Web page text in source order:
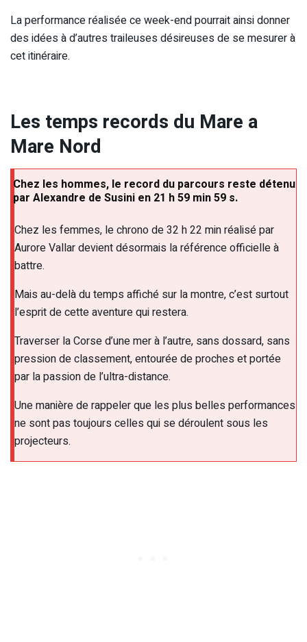
La performance réalisée ce week-end pourrait ainsi donner
des idées à d’autres traileuses désireuses de se mesurer à
cet itinéraire.
Les temps records du Mare a
Mare Nord
Chez les hommes, le record du parcours reste détenu
par Alexandre de Susini en 21 h 59 min 59 s.
Chez les femmes, le chrono de 32 h 22 min réalisé par
Aurore Vallar devient désormais la référence officielle à
battre.
Mais au-delà du temps affiché sur la montre, c’est surtout
l’esprit de cette aventure qui restera.
Traverser la Corse d’une mer à l’autre, sans dossard, sans
pression de classement, entourée de proches et portée
par la passion de l’ultra-distance.
Une manière de rappeler que les plus belles performances
ne sont pas toujours celles qui se déroulent sous les
projecteurs.